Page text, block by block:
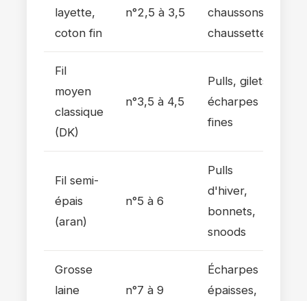
layette,
coton fin
n°2,5 à 3,5
chaussons,
chaussettes
Fil
moyen
classique
(DK)
n°3,5 à 4,5
Pulls, gilets,
écharpes
fines
Fil semi-
épais
(aran)
n°5 à 6
Pulls
d'hiver,
bonnets,
snoods
Grosse
laine
n°7 à 9
Écharpes
épaisses,